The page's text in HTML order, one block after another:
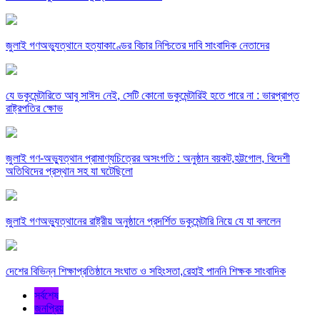
জুলাই গণঅভ্যুত্থানে হত্যাকাণ্ডের বিচার নিশ্চিতের দাবি সাংবাদিক নেতাদের
যে ডকুমেন্টারিতে আবু সাঈদ নেই, সেটি কোনো ডকুমেন্টারিই হতে পারে না : ভারপ্রাপ্ত
রাষ্ট্রপতির ক্ষোভ
জুলাই গণ-অভ্যুত্থান প্রামাণ্যচিত্রের অসংগতি : অনুষ্ঠান বয়কট,হট্টগোল, বিদেশী
অতিথিদের প্রস্থান সহ যা ঘটেছিলো
জুলাই গণঅভ্যুত্থানের রাষ্ট্রীয় অনুষ্ঠানে প্রদর্শিত ডকুমেন্টারি নিয়ে যে যা বললেন
দেশের বিভিন্ন শিক্ষাপ্রতিষ্ঠানে সংঘাত ও সহিংসতা,রেহাই পাননি শিক্ষক সাংবাদিক
সর্বশেষ
জনপ্রিয়